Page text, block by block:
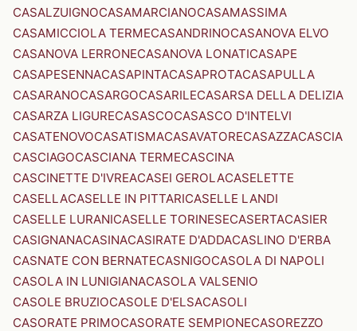
CASALZUIGNOCASAMARCIANOCASAMASSIMA
CASAMICCIOLA TERMECASANDRINOCASANOVA ELVO
CASANOVA LERRONECASANOVA LONATICASAPE
CASAPESENNACASAPINTACASAPROTACASAPULLA
CASARANOCASARGOCASARILECASARSA DELLA DELIZIA
CASARZA LIGURECASASCOCASASCO D'INTELVI
CASATENOVOCASATISMACASAVATORECASAZZACASCIA
CASCIAGOCASCIANA TERMECASCINA
CASCINETTE D'IVREACASEI GEROLACASELETTE
CASELLACASELLE IN PITTARICASELLE LANDI
CASELLE LURANICASELLE TORINESECASERTACASIER
CASIGNANACASINACASIRATE D'ADDACASLINO D'ERBA
CASNATE CON BERNATECASNIGOCASOLA DI NAPOLI
CASOLA IN LUNIGIANACASOLA VALSENIO
CASOLE BRUZIOCASOLE D'ELSACASOLI
CASORATE PRIMOCASORATE SEMPIONECASOREZZO